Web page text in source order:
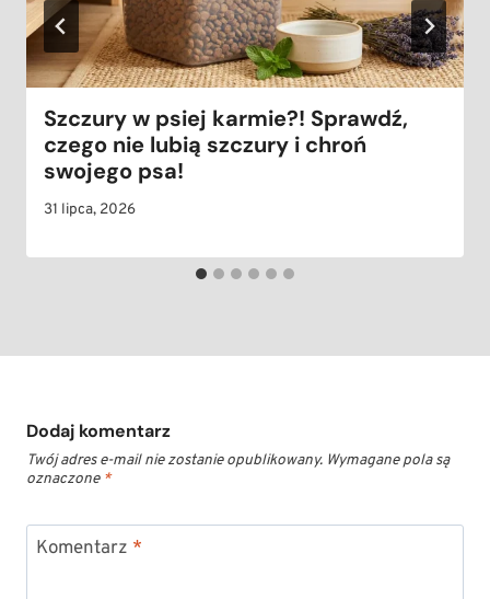
Szczury w psiej karmie?! Sprawdź,
czego nie lubią szczury i chroń
swojego psa!
31 lipca, 2026
Dodaj komentarz
Twój adres e-mail nie zostanie opublikowany. Wymagane pola są
oznaczone *
Komentarz *